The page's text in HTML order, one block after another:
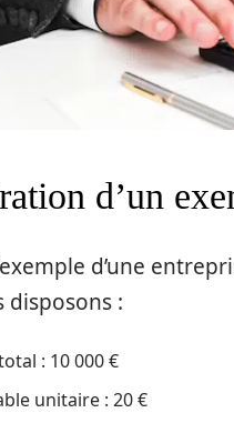
d’un
d’une
disposons :
: 10 000 €
unitaire : 20 €